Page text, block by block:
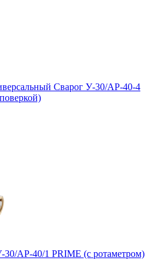
Сварог У-30/АР-40-4
30/АР-40/1 PRIME (с ротаметром)